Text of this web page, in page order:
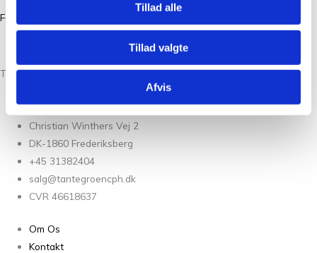
Tillad alle
Tillad valgte
Afvis
Facebook
Tante Grøn CPH® All Rights Reserved
Christian Winthers Vej 2
DK-1860 Frederiksberg
+45 31382404
salg@tantegroencph.dk
CVR 46618637
Om Os
Kontakt